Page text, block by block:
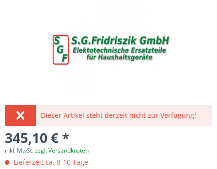
Dieser Artikel steht derzeit nicht zur Verfügung!
345,10 € *
inkl. MwSt.zzgl. Versandkosten
Lieferzeit ca. 8-10 Tage